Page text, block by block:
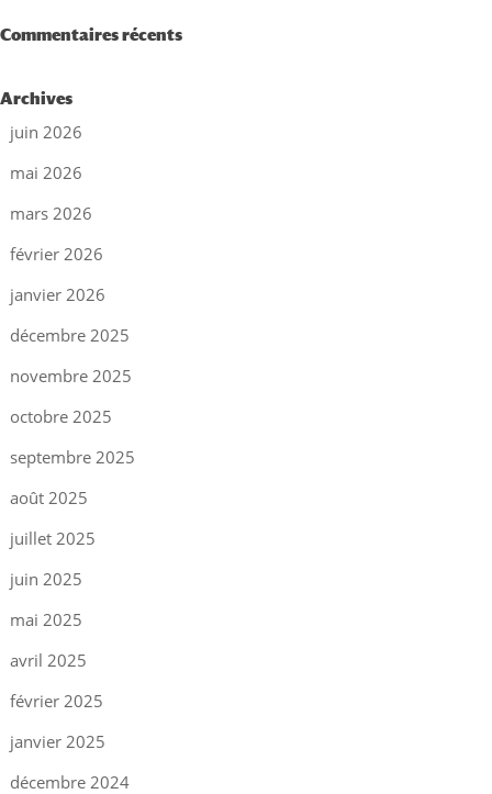
Commentaires récents
Archives
juin 2026
mai 2026
mars 2026
février 2026
janvier 2026
décembre 2025
novembre 2025
octobre 2025
septembre 2025
août 2025
juillet 2025
juin 2025
mai 2025
avril 2025
février 2025
janvier 2025
décembre 2024